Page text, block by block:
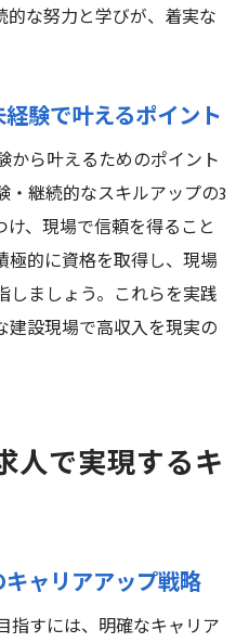
的な努力と学びが、着実な
験で叶えるポイント
から叶えるためのポイント
継続的なスキルアップの3
、現場で信頼を得ること
的に資格を取得し、現場
ましょう。これらを実践
建設現場で高収入を現実の
人で実現するキ
ャリアアップ戦略
指すには、明確なキャリア